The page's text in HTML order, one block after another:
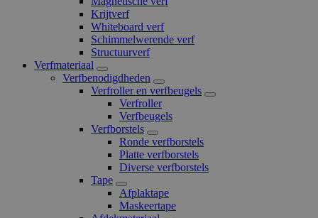
Krijtverf
Whiteboard verf
Schimmelwerende verf
Structuurverf
Verfmateriaal
Verfbenodigdheden
Verfroller en verfbeugels
Verfroller
Verfbeugels
Verfborstels
Ronde verfborstels
Platte verfborstels
Diverse verfborstels
Tape
Afplaktape
Maskeertape